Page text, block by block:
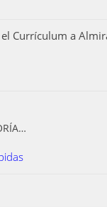
el Currículum a